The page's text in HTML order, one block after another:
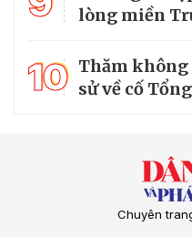
lòng miền
10 Thăm
sử về cố
Chuyên